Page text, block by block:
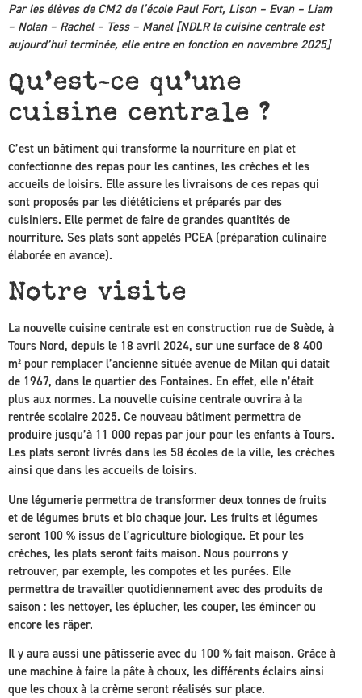
Par les élèves de CM2 de l’école Paul Fort, Lison – Evan – Liam
– Nolan – Rachel – Tess – Manel [NDLR la cuisine centrale est
aujourd’hui terminée, elle entre en fonction en novembre 2025]
Qu’est-ce qu’une
cuisine centrale ?
C’est un bâtiment qui transforme la nourriture en plat et
confectionne des repas pour les cantines, les crèches et les
accueils de loisirs. Elle assure les livraisons de ces repas qui
sont proposés par les diététiciens et préparés par des
cuisiniers. Elle permet de faire de grandes quantités de
nourriture. Ses plats sont appelés PCEA (préparation culinaire
élaborée en avance).
Notre visite
La nouvelle cuisine centrale est en construction rue de Suède, à
Tours Nord, depuis le 18 avril 2024, sur une surface de 8 400
m² pour remplacer l’ancienne située avenue de Milan qui datait
de 1967, dans le quartier des Fontaines. En effet, elle n’était
plus aux normes. La nouvelle cuisine centrale ouvrira à la
rentrée scolaire 2025. Ce nouveau bâtiment permettra de
produire jusqu’à 11 000 repas par jour pour les enfants à Tours.
Les plats seront livrés dans les 58 écoles de la ville, les crèches
ainsi que dans les accueils de loisirs.
Une légumerie permettra de transformer deux tonnes de fruits
et de légumes bruts et bio chaque jour. Les fruits et légumes
seront 100 % issus de l’agriculture biologique. Et pour les
crèches, les plats seront faits maison. Nous pourrons y
retrouver, par exemple, les compotes et les purées. Elle
permettra de travailler quotidiennement avec des produits de
saison : les nettoyer, les éplucher, les couper, les émincer ou
encore les râper.
Il y aura aussi une pâtisserie avec du 100 % fait maison. Grâce à
une machine à faire la pâte à choux, les différents éclairs ainsi
que les choux à la crème seront réalisés sur place.